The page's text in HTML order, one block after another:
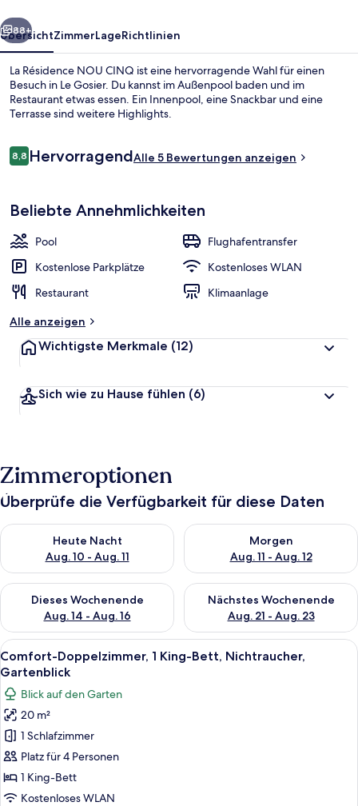
Innenpool, Außenpool
Weiter
88+
ÜbersichtZimmerLageRichtlinien
La Résidence NOU CINQ ist eine hervorragende Wahl für einen
Besuch in Le Gosier. Du kannst im Außenpool baden und im
Restaurant etwas essen. Ein Innenpool, eine Snackbar und eine
Terrasse sind weitere Highlights.
Bewertungen
8,88,8 von 10.
HervorragendAlle 5 Bewertungen anzeigen
Beliebte Annehmlichkeiten
Pool
Flughafentransfer
Kostenlose Parkplätze
Kostenloses WLAN
Restaurant
Klimaanlage
Alle anzeigen
Wichtigste Merkmale (12)
Sich wie zu Hause fühlen (6)
Zimmeroptionen
Überprüfe die Verfügbarkeit für diese Daten
Heute Nacht
Aug. 10 - Aug. 11
Überprüfe die Verfügbarkeit für heute Nacht, Aug. 10 - Aug.
Morgen
Aug. 11 - Aug. 12
Überprüfe die Verfügbarkeit
Dieses Wochenende
Aug. 14 - Aug. 16
Überprüfe die Verfügbarkeit für dieses Wochenende, Aug. 14
Nächstes Wochenende
Aug. 21 - Aug. 23
Überprüfe die Verfügbarkeit
Alle
Fotos
für
Comfort-
Doppelzimmer,
1 King-
Bett,
Nichtraucher,
Gartenblick
Comfort-Doppelzimmer, 1 King-
8
Comfort-Doppelzimmer, 1 King-Bett, Nichtraucher,
Gartenblick
Blick auf den Garten
20 m²
1 Schlafzimmer
Platz für 4 Personen
1 King-Bett
Kostenloses WLAN